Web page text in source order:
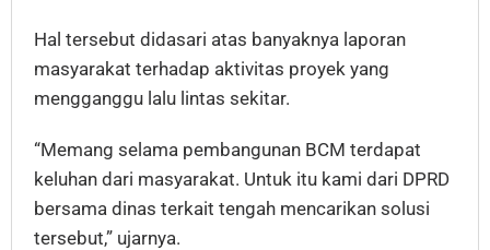
Hal tersebut didasari atas banyaknya laporan
masyarakat terhadap aktivitas proyek yang
mengganggu lalu lintas sekitar.
“Memang selama pembangunan BCM terdapat
keluhan dari masyarakat. Untuk itu kami dari DPRD
bersama dinas terkait tengah mencarikan solusi
tersebut,” ujarnya.